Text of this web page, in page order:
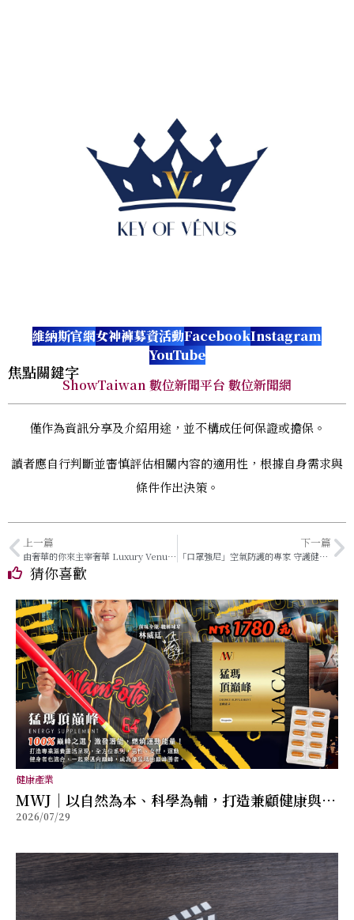
維納斯官網女神褲募資活動FacebookInstagram
YouTube
焦點關鍵字
ShowTaiwan 數位新聞平台 數位新聞網
僅作為資訊分享及介紹用途，並不構成任何保證或擔保。
讀者應自行判斷並審慎評估相關內容的適用性，根據自身需求與
條件作出決策。
上一篇
由奢華的你來主宰奢華 Luxury Venus進軍國際
下一篇
「口罩強尼」空氣防護的專家 守護健康的第一道防線
猜你喜歡
健康產業
MWJ｜以自然為本、科學為輔，打造兼顧健康與幸
福的全方位保健品牌
2026/07/29